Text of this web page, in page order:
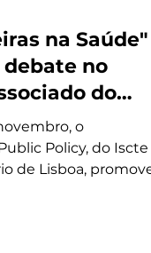
na Saúde"
no
do
o
Policy, do Iscte
de Lisboa,